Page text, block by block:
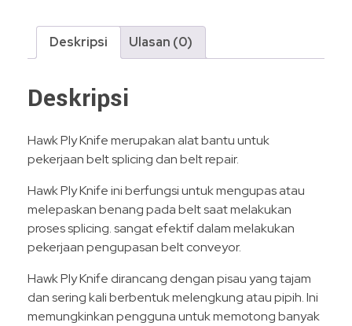
Deskripsi Ulasan (0)
Deskripsi
Hawk Ply Knife merupakan alat bantu untuk
pekerjaan belt splicing dan belt repair.
Hawk Ply Knife ini berfungsi untuk mengupas atau
melepaskan benang pada belt saat melakukan
proses splicing. sangat efektif dalam melakukan
pekerjaan pengupasan belt conveyor.
Hawk Ply Knife dirancang dengan pisau yang tajam
dan sering kali berbentuk melengkung atau pipih. Ini
memungkinkan pengguna untuk memotong banyak